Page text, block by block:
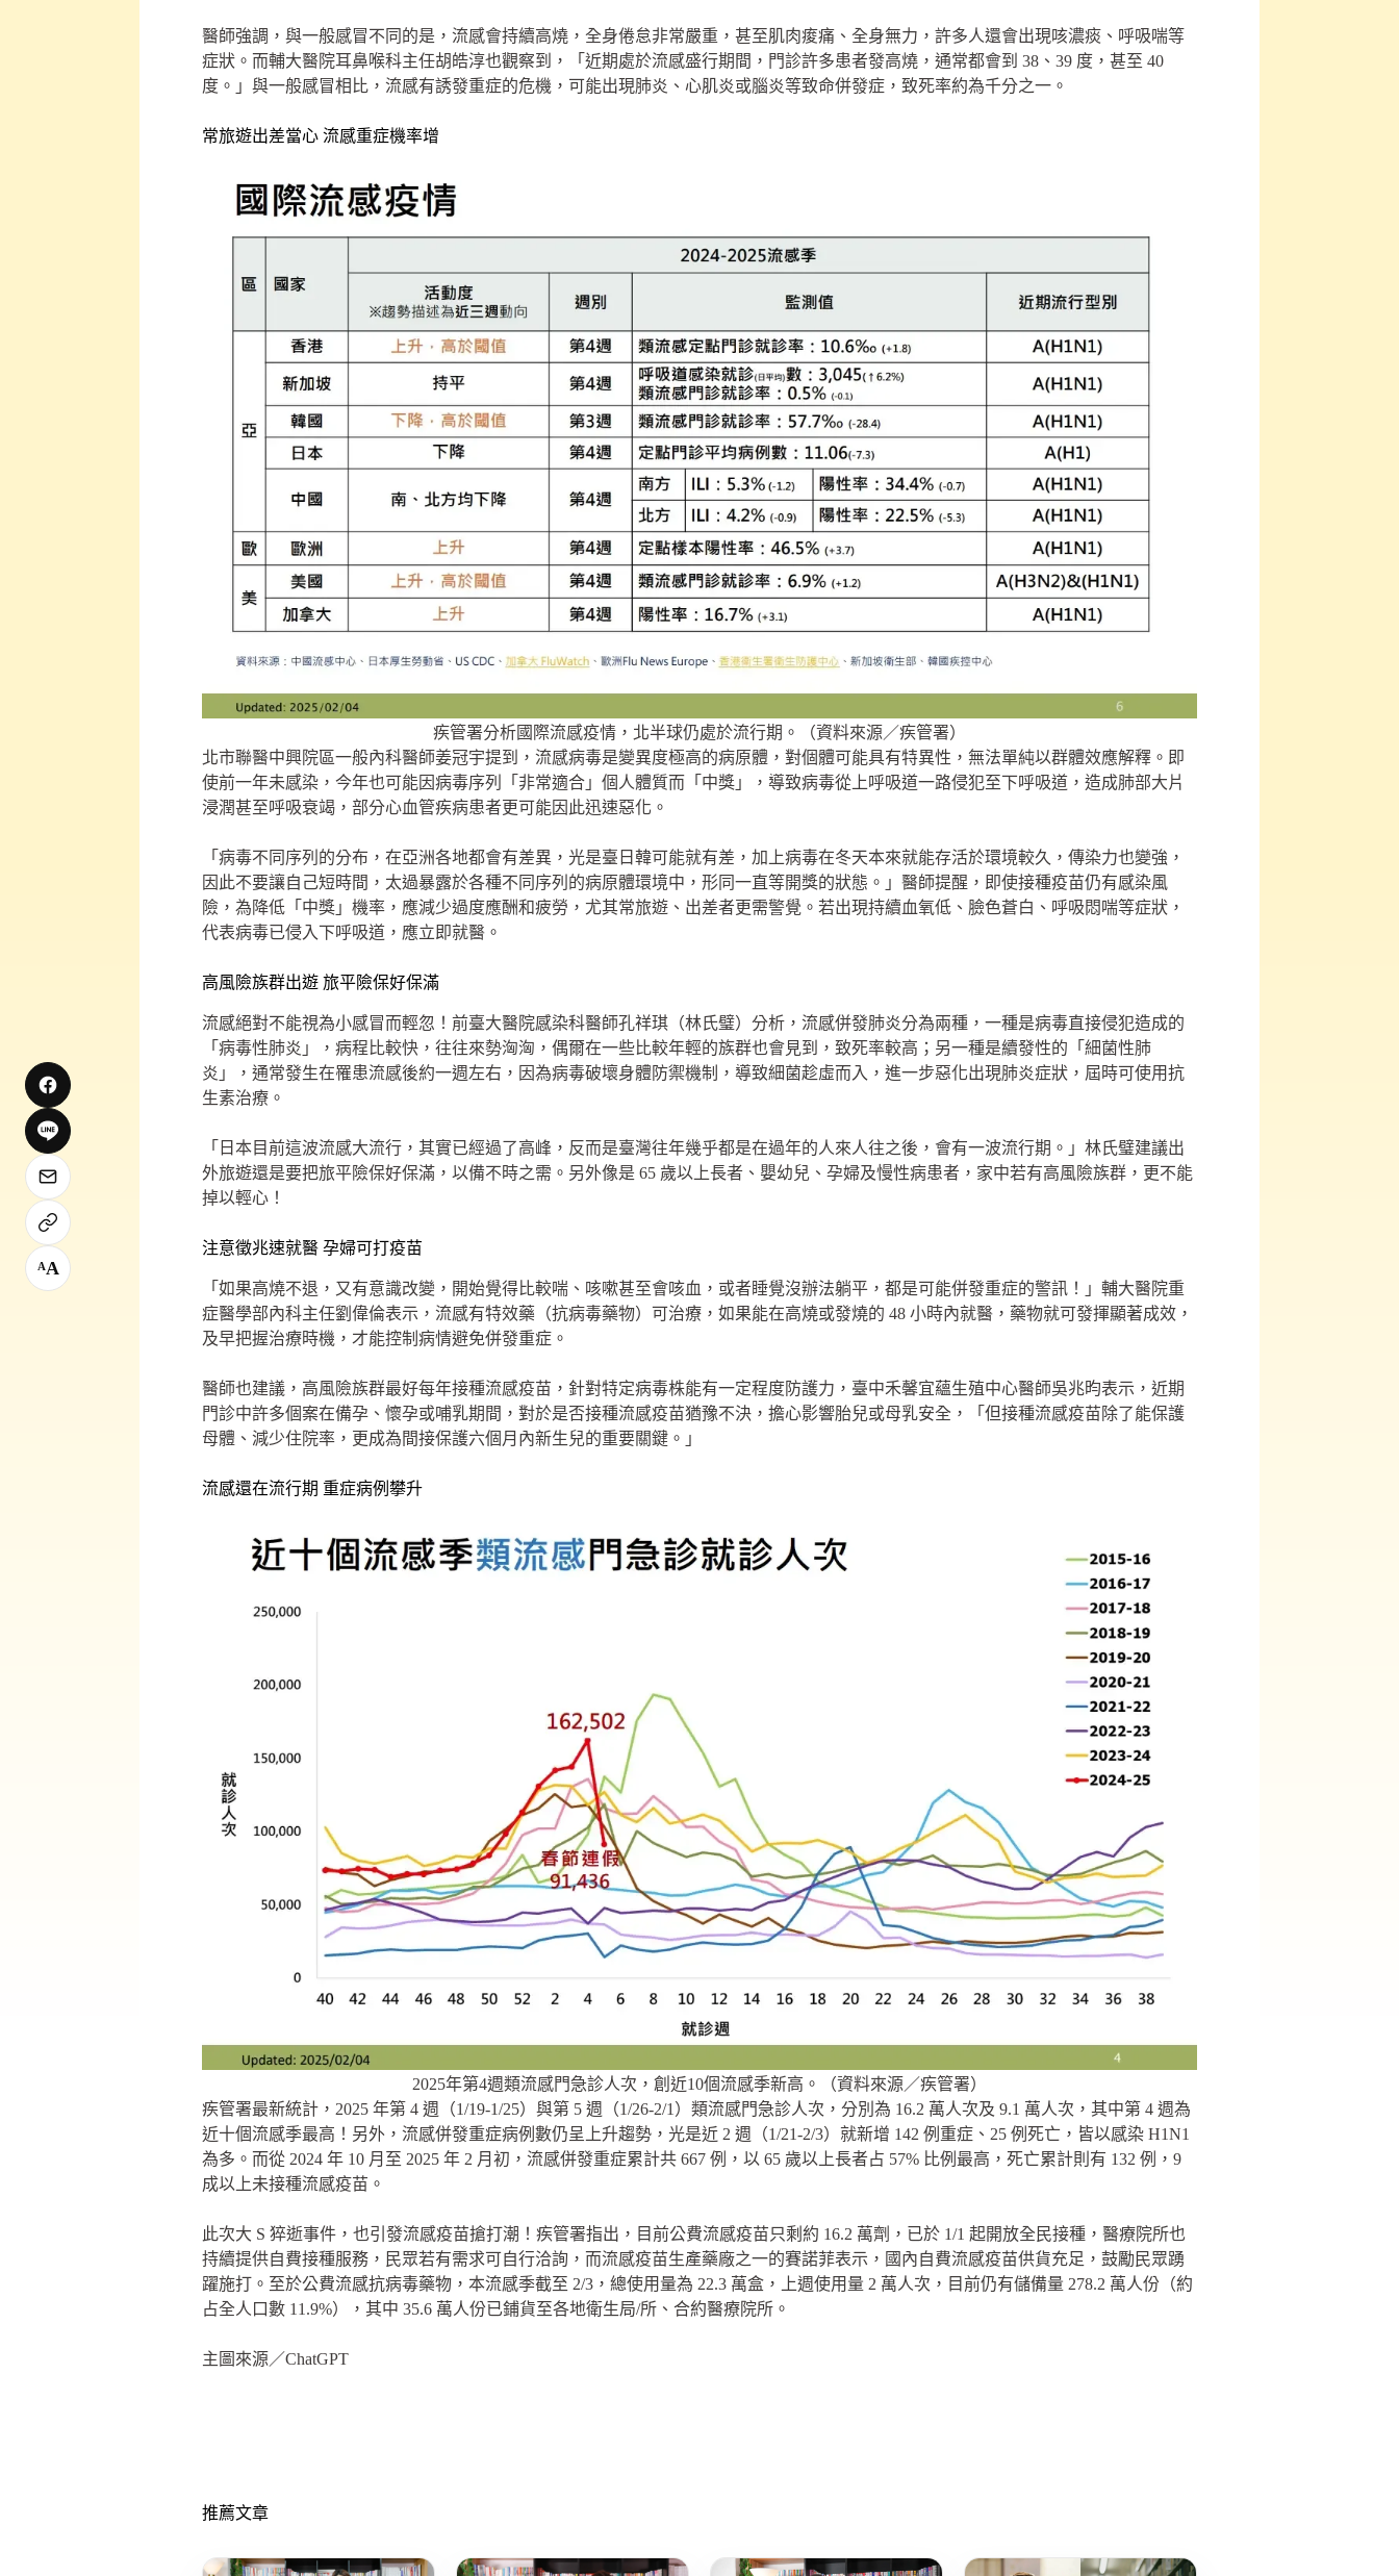
醫師強調，與一般感冒不同的是，流感會持續高燒，全身倦怠非常嚴重，甚至肌肉痠痛、全身無力，許多人還會出現咳濃痰、呼吸喘等
症狀。而輔大醫院耳鼻喉科主任胡皓淳也觀察到，「近期處於流感盛行期間，門診許多患者發高燒，通常都會到 38、39 度，甚至 40
度。」與一般感冒相比，流感有誘發重症的危機，可能出現肺炎、心肌炎或腦炎等致命併發症，致死率約為千分之一。
常旅遊出差當心 流感重症機率增
疾管署分析國際流感疫情，北半球仍處於流行期。（資料來源／疾管署）
北市聯醫中興院區一般內科醫師姜冠宇提到，流感病毒是變異度極高的病原體，對個體可能具有特異性，無法單純以群體效應解釋。即
使前一年未感染，今年也可能因病毒序列「非常適合」個人體質而「中獎」，導致病毒從上呼吸道一路侵犯至下呼吸道，造成肺部大片
浸潤甚至呼吸衰竭，部分心血管疾病患者更可能因此迅速惡化。
「病毒不同序列的分布，在亞洲各地都會有差異，光是臺日韓可能就有差，加上病毒在冬天本來就能存活於環境較久，傳染力也變強，
因此不要讓自己短時間，太過暴露於各種不同序列的病原體環境中，形同一直等開獎的狀態。」醫師提醒，即使接種疫苗仍有感染風
險，為降低「中獎」機率，應減少過度應酬和疲勞，尤其常旅遊、出差者更需警覺。若出現持續血氧低、臉色蒼白、呼吸悶喘等症狀，
代表病毒已侵入下呼吸道，應立即就醫。
高風險族群出遊 旅平險保好保滿
流感絕對不能視為小感冒而輕忽！前臺大醫院感染科醫師孔祥琪（林氏璧）分析，流感併發肺炎分為兩種，一種是病毒直接侵犯造成的
「病毒性肺炎」，病程比較快，往往來勢洶洶，偶爾在一些比較年輕的族群也會見到，致死率較高；另一種是續發性的「細菌性肺
炎」，通常發生在罹患流感後約一週左右，因為病毒破壞身體防禦機制，導致細菌趁虛而入，進一步惡化出現肺炎症狀，屆時可使用抗
生素治療。
「日本目前這波流感大流行，其實已經過了高峰，反而是臺灣往年幾乎都是在過年的人來人往之後，會有一波流行期。」林氏璧建議出
外旅遊還是要把旅平險保好保滿，以備不時之需。另外像是 65 歲以上長者、嬰幼兒、孕婦及慢性病患者，家中若有高風險族群，更不能
掉以輕心！
注意徵兆速就醫 孕婦可打疫苗
「如果高燒不退，又有意識改變，開始覺得比較喘、咳嗽甚至會咳血，或者睡覺沒辦法躺平，都是可能併發重症的警訊！」輔大醫院重
症醫學部內科主任劉偉倫表示，流感有特效藥（抗病毒藥物）可治療，如果能在高燒或發燒的 48 小時內就醫，藥物就可發揮顯著成效，
及早把握治療時機，才能控制病情避免併發重症。
醫師也建議，高風險族群最好每年接種流感疫苗，針對特定病毒株能有一定程度防護力，臺中禾馨宜蘊生殖中心醫師吳兆昀表示，近期
門診中許多個案在備孕、懷孕或哺乳期間，對於是否接種流感疫苗猶豫不決，擔心影響胎兒或母乳安全，「但接種流感疫苗除了能保護
母體、減少住院率，更成為間接保護六個月內新生兒的重要關鍵。」
流感還在流行期 重症病例攀升
2025年第4週類流感門急診人次，創近10個流感季新高。（資料來源／疾管署）
疾管署最新統計，2025 年第 4 週（1/19-1/25）與第 5 週（1/26-2/1）類流感門急診人次，分別為 16.2 萬人次及 9.1 萬人次，其中第 4 週為
近十個流感季最高！另外，流感併發重症病例數仍呈上升趨勢，光是近 2 週（1/21-2/3）就新增 142 例重症、25 例死亡，皆以感染 H1N1
為多。而從 2024 年 10 月至 2025 年 2 月初，流感併發重症累計共 667 例，以 65 歲以上長者占 57% 比例最高，死亡累計則有 132 例，9
成以上未接種流感疫苗。
此次大 S 猝逝事件，也引發流感疫苗搶打潮！疾管署指出，目前公費流感疫苗只剩約 16.2 萬劑，已於 1/1 起開放全民接種，醫療院所也
持續提供自費接種服務，民眾若有需求可自行洽詢，而流感疫苗生產藥廠之一的賽諾菲表示，國內自費流感疫苗供貨充足，鼓勵民眾踴
躍施打。至於公費流感抗病毒藥物，本流感季截至 2/3，總使用量為 22.3 萬盒，上週使用量 2 萬人次，目前仍有儲備量 278.2 萬人份（約
占全人口數 11.9%），其中 35.6 萬人份已鋪貨至各地衛生局/所、合約醫療院所。
主圖來源／ChatGPT
推薦文章
AA